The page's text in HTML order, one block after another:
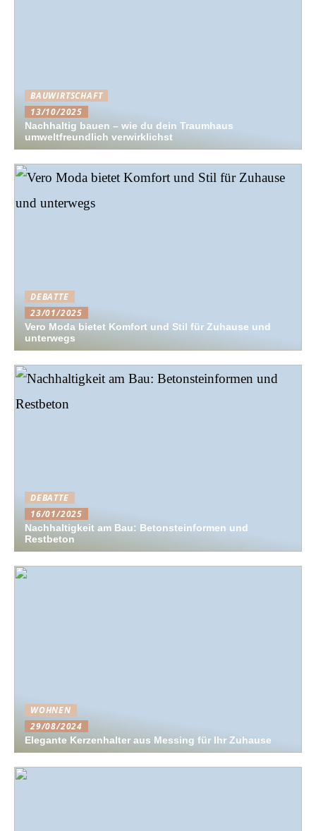
BAUWIRTSCHAFT
13/10/2025
Nachhaltig bauen – wie du dein Traumhaus
umweltfreundlich verwirklichst
DEBATTE
23/01/2025
Vero Moda bietet Komfort und Stil für Zuhause und
unterwegs
DEBATTE
16/01/2025
Nachhaltigkeit am Bau: Betonsteinformen und
Restbeton
WOHNEN
29/08/2024
Elegante Kerzenhalter aus Messing für Ihr Zuhause